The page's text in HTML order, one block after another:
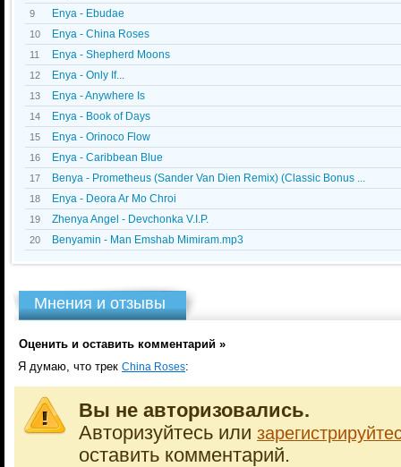
9 Enya - Ebudae
10 Enya - China Roses
11 Enya - Shepherd Moons
12 Enya - Only If...
13 Enya - Anywhere Is
14 Enya - Book of Days
15 Enya - Orinoco Flow
16 Enya - Caribbean Blue
17 Benya - Prometheus (Sander Van Dien Remix) (Classic Bonus ...
18 Enya - Deora Ar Mo Chroi
19 Zhenya Angel - Devchonka V.I.P.
20 Benyamin - Man Emshab Mimiram.mp3
Мнения и отзывы
Оценить и оставить комментарий »
Я думаю, что трек China Roses:
Вы не авторизовались.
Авторизуйтесь или
оставить комментарий.